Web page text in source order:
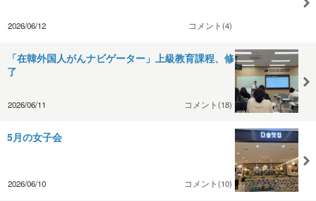
2026/06/12 コメント(4)
「在韓外国人がんナビゲーター」上級教育課程、修
了
2026/06/11 コメント(18)
5月の女子会
2026/06/10 コメント(10)